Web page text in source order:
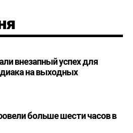
внезапный успех для
на выходных
больше шести часов в